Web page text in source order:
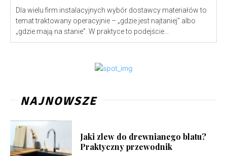
Dla wielu firm instalacyjnych wybór dostawcy materiałów to
temat traktowany operacyjnie – „gdzie jest najtaniej” albo
„gdzie mają na stanie”. W praktyce to podejście...
NAJNOWSZE
Jaki zlew do drewnianego blatu?
Praktyczny przewodnik